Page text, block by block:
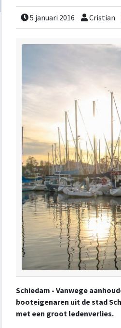
5 januari 2016 Cristian
Schiedam - Vanwege
booteigenaren uit de stad
met een groot ledenverlies.